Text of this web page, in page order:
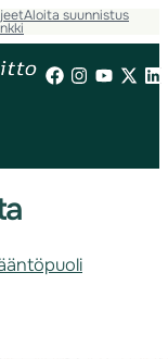
Aloita suunnistus